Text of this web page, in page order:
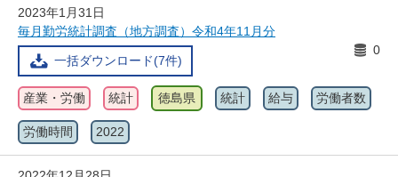
2023年1月31日
毎月勤労統計調査（地方調査）令和4年11月分
一括ダウンロード(7件)
0
産業・労働 統計 徳島県 統計 給与 労働者数
労働時間 2022